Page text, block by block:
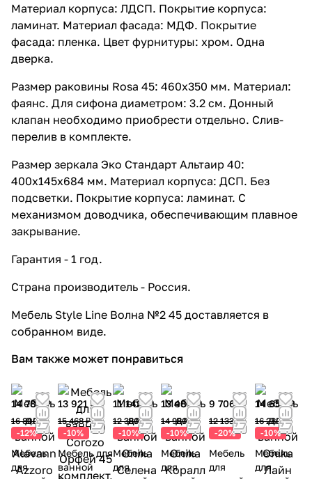
Материал корпуса: ЛДСП. Покрытие корпуса:
ламинат. Материал фасада: МДФ. Покрытие
фасада: пленка. Цвет фурнитуры: хром. Одна
дверка.
Размер раковины Rosa 45: 460x350 мм. Материал:
фаянс. Для сифона диаметром: 3.2 см. Донный
клапан необходимо приобрести отдельно. Слив-
перелив в комплекте.
Размер зеркала Эко Стандарт Альтаир 40:
400x145x684 мм. Материал корпуса: ДСП. Без
подсветки. Покрытие корпуса: ламинат. С
механизмом доводчика, обеспечивающим плавное
закрывание.
Гарантия - 1 год.
Страна производитель - Россия.
Мебель Style Line Волна №2 45 доставляется в
собранном виде.
Вам также может понравиться
14 784 ₽
16 800 ₽
-12%
Мебель
для
13 921 ₽
15 468 ₽
-10%
Мебель для
ванной
11 142 ₽
12 380 ₽
-10%
Мебель
для
13 482 ₽
14 980 ₽
-10%
Мебель
для
9 706 ₽
12 133 ₽
-20%
Мебель
для
14 652 ₽
16 280 ₽
-10%
Мебель
для